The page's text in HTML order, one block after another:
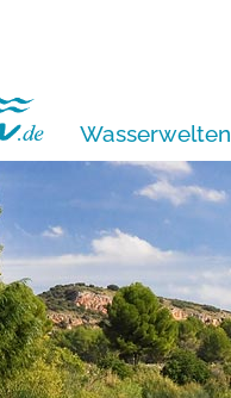
Wasserwelten